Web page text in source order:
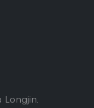
Longjin,